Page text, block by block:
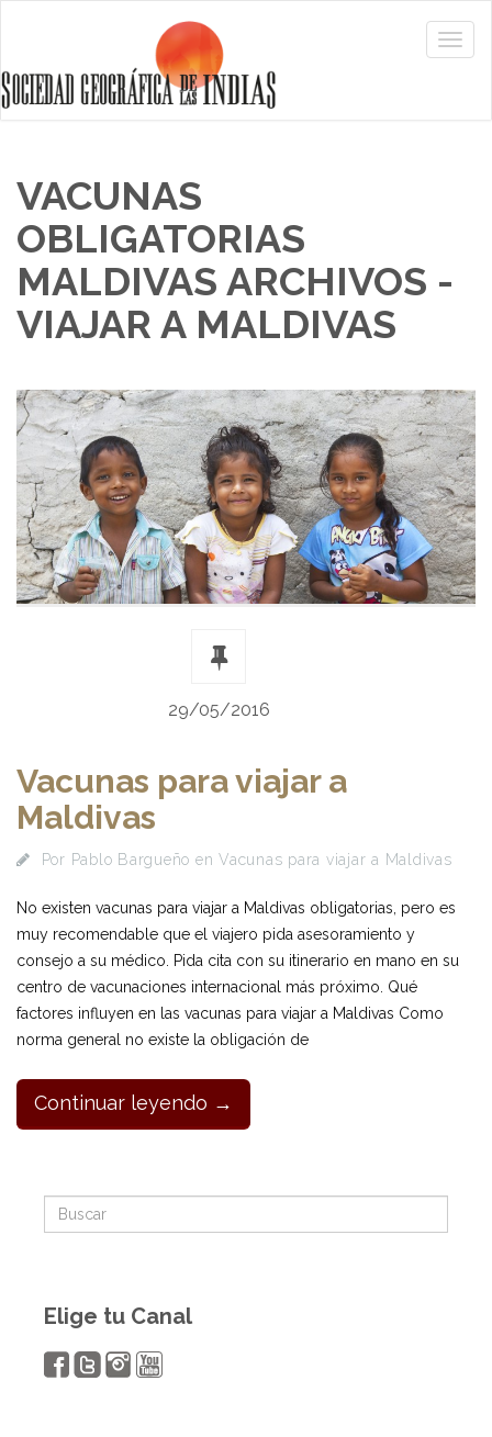
VACUNAS
OBLIGATORIAS
MALDIVAS ARCHIVOS -
VIAJAR A MALDIVAS
29/05/2016
Vacunas para viajar a
Maldivas
Por Pablo Bargueño en Vacunas para viajar a Maldivas
No existen vacunas para viajar a Maldivas obligatorias, pero es
muy recomendable que el viajero pida asesoramiento y
consejo a su médico. Pida cita con su itinerario en mano en su
centro de vacunaciones internacional más próximo. Qué
factores influyen en las vacunas para viajar a Maldivas Como
norma general no existe la obligación de
Continuar leyendo →
Elige tu Canal